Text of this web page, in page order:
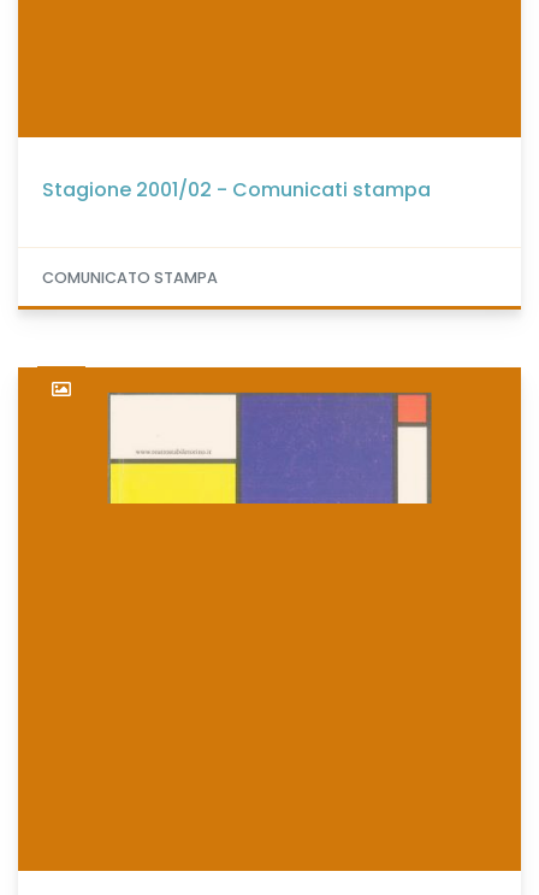
Stagione 2001/02 - Comunicati stampa
COMUNICATO STAMPA